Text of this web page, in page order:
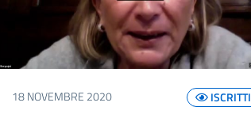
ISCRITTI
18 NOVEMBRE 2020